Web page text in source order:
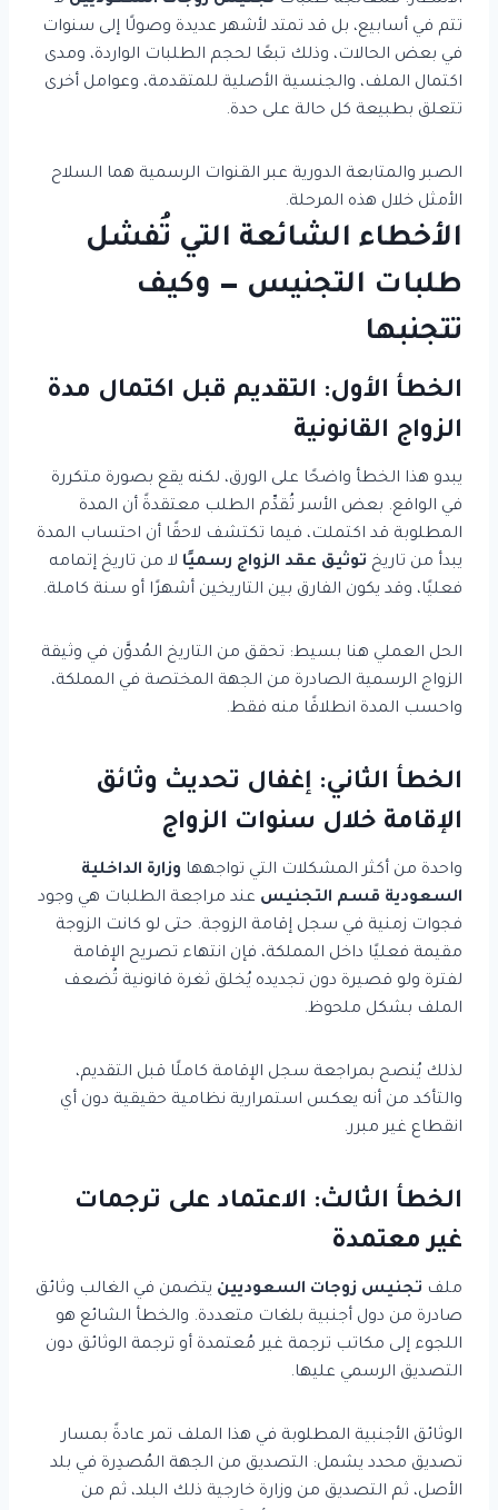
تتم في أسابيع، بل قد تمتد لأشهر عديدة وصولًا إلى سنوات
في بعض الحالات، وذلك تبعًا لحجم الطلبات الواردة، ومدى
اكتمال الملف، والجنسية الأصلية للمتقدمة، وعوامل أخرى
تتعلق بطبيعة كل حالة على حدة.
الصبر والمتابعة الدورية عبر القنوات الرسمية هما السلاح
الأمثل خلال هذه المرحلة.
الأخطاء الشائعة التي تُفشل
طلبات التجنيس — وكيف
تتجنبها
الخطأ الأول: التقديم قبل اكتمال مدة
الزواج القانونية
يبدو هذا الخطأ واضحًا على الورق، لكنه يقع بصورة متكررة
في الواقع. بعض الأسر تُقدِّم الطلب معتقدةً أن المدة
المطلوبة قد اكتملت، فيما تكتشف لاحقًا أن احتساب المدة
يبدأ من تاريخ توثيق عقد الزواج رسميًا لا من تاريخ إتمامه
فعليًا، وقد يكون الفارق بين التاريخين أشهرًا أو سنة كاملة.
الحل العملي هنا بسيط: تحقق من التاريخ المُدوَّن في وثيقة
الزواج الرسمية الصادرة من الجهة المختصة في المملكة،
واحسب المدة انطلاقًا منه فقط.
الخطأ الثاني: إغفال تحديث وثائق
الإقامة خلال سنوات الزواج
واحدة من أكثر المشكلات التي تواجهها وزارة الداخلية
السعودية قسم التجنيس عند مراجعة الطلبات هي وجود
فجوات زمنية في سجل إقامة الزوجة. حتى لو كانت الزوجة
مقيمة فعليًا داخل المملكة، فإن انتهاء تصريح الإقامة
لفترة ولو قصيرة دون تجديده يُخلق ثغرة قانونية تُضعف
الملف بشكل ملحوظ.
لذلك يُنصح بمراجعة سجل الإقامة كاملًا قبل التقديم،
والتأكد من أنه يعكس استمرارية نظامية حقيقية دون أي
انقطاع غير مبرر.
الخطأ الثالث: الاعتماد على ترجمات
غير معتمدة
ملف تجنيس زوجات السعوديين يتضمن في الغالب وثائق
صادرة من دول أجنبية بلغات متعددة. والخطأ الشائع هو
اللجوء إلى مكاتب ترجمة غير مُعتمدة أو ترجمة الوثائق دون
التصديق الرسمي عليها.
الوثائق الأجنبية المطلوبة في هذا الملف تمر عادةً بمسار
تصديق محدد يشمل: التصديق من الجهة المُصدِرة في بلد
الأصل، ثم التصديق من وزارة خارجية ذلك البلد، ثم من